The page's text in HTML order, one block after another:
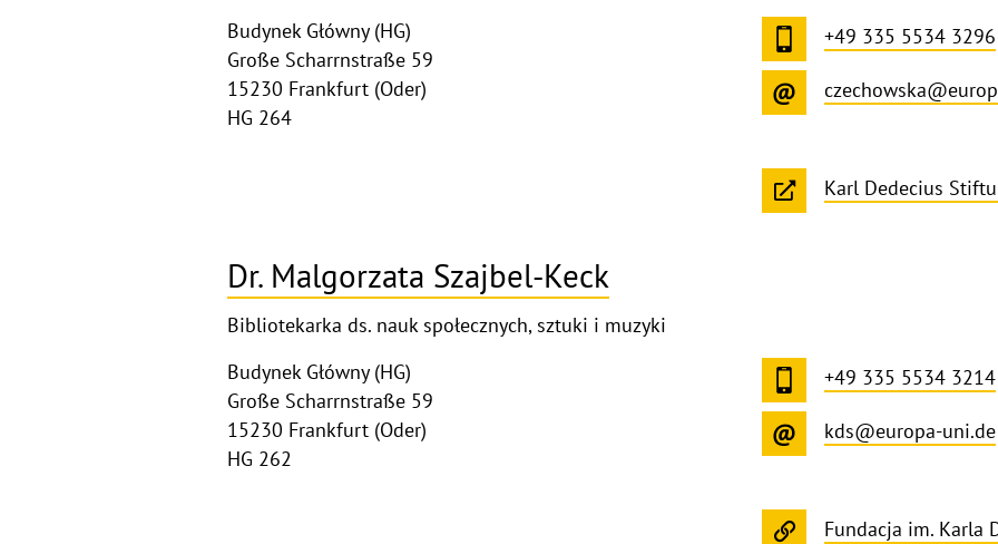
Budynek Główny (HG)
Große Scharrnstraße 59
15230 Frankfurt (Oder)
HG 264
+49 335 5534 3296
Karl Dedecius
Dr. Malgorzata Szajbel-Keck
Bibliotekarka ds. nauk społecznych, sztuki i muzyki
Budynek Główny (HG)
Große Scharrnstraße 59
15230 Frankfurt (Oder)
HG 262
+49 335 5534 3214
kds@europa-uni.de
Fundacja im. Karla